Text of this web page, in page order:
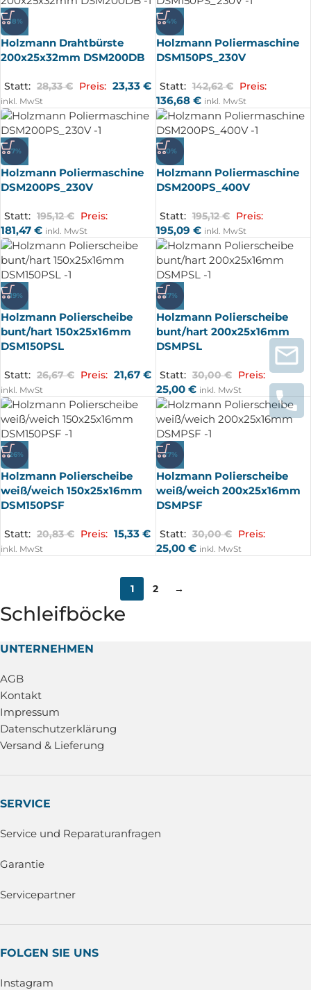
-18%
Holzmann Drahtbürste
200x25x32mm DSM200DB
Statt: 28,33€ Preis: 23,33 €
inkl. MwSt
-4%
Holzmann Poliermaschine
DSM150PS_230V
Statt: 142,62€ Preis:
136,68 € inkl. MwSt
-7%
Holzmann Poliermaschine
DSM200PS_230V
Statt: 195,12€ Preis:
181,47 € inkl. MwSt
-0%
Holzmann Poliermaschine
DSM200PS_400V
Statt: 195,12€ Preis:
195,09 € inkl. MwSt
-19%
Holzmann Polierscheibe
bunt/hart 150x25x16mm
DSM150PSL
Statt: 26,67€ Preis: 21,67 €
inkl. MwSt
-17%
Holzmann Polierscheibe
bunt/hart 200x25x16mm
DSMPSL
Statt: 30,00€ Preis:
25,00 € inkl. MwSt
-26%
Holzmann Polierscheibe
weiß/weich 150x25x16mm
DSM150PSF
Statt: 20,83€ Preis: 15,33 €
inkl. MwSt
-17%
Holzmann Polierscheibe
weiß/weich 200x25x16mm
DSMPSF
Statt: 30,00€ Preis:
25,00 € inkl. MwSt
1 2 →
Schleifböcke
UNTERNEHMEN
AGB
Kontakt
Impressum
Datenschutzerklärung
Versand & Lieferung
SERVICE
Service und Reparaturanfragen
Garantie
Servicepartner
FOLGEN SIE UNS
Instagram